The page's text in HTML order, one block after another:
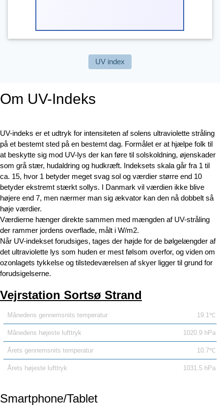
UV index
Om UV-Indeks
UV-indeks er et udtryk for intensiteten af solens ultraviolette stråling
på et bestemt sted på en bestemt dag. Formålet er at hjælpe folk til
at beskytte sig mod UV-lys der kan føre til solskoldning, øjenskader
som grå stær, hudaldring og hudkræft. Indeksets skala går fra 1 til
ca. 15, hvor 1 betyder meget svag sol og værdier større end 10
betyder ekstremt stærkt sollys. I Danmark vil værdien ikke blive
højere end 7, men nærmer man sig ækvator kan den nå dobbelt så
høje værdier.
Værdierne hænger direkte sammen med mængden af UV-stråling
der rammer jordens overflade, målt i W/m2.
Når UV-indekset forudsiges, tages der højde for de bølgelængder af
det ultraviolette lys som huden er mest følsom overfor, og viden om
ozonlagets tykkelse og tilstedeværelsen af skyer ligger til grund for
forudsigelserne.
Vejrstation Sortsø Strand
Månedens gennemsnits temperatur 19.1℃
Månedens højeste lufttryk 1020.9 hPa
Årets gennemsnits temperatur 10.7℃
Årets højeste lufttryk 1031.5 hPa
Smartphone/Tablet